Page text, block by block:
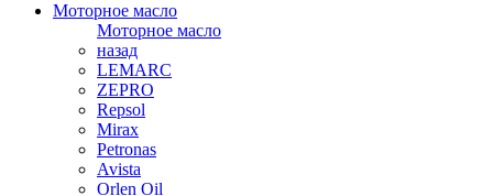
Моторное масло
Моторное масло
назад
LEMARC
ZEPRO
Repsol
Mirax
Petronas
Avista
Orlen Oil